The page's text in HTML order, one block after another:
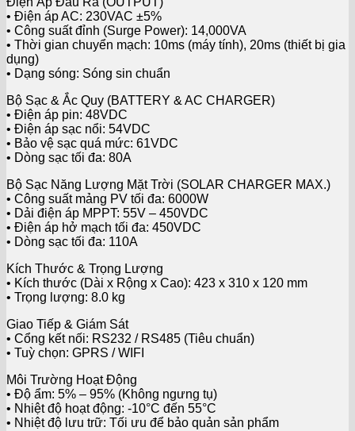
• Điện áp AC: 230VAC ±5%
• Công suất đỉnh (Surge Power): 14,000VA
• Thời gian chuyển mạch: 10ms (máy tính), 20ms (thiết bị gia
dụng)
• Dạng sóng: Sóng sin chuẩn
Bộ Sạc & Ắc Quy (BATTERY & AC CHARGER)
• Điện áp pin: 48VDC
• Điện áp sạc nổi: 54VDC
• Bảo vệ sạc quá mức: 61VDC
• Dòng sạc tối đa: 80A
Bộ Sạc Năng Lượng Mặt Trời (SOLAR CHARGER MAX.)
• Công suất mảng PV tối đa: 6000W
• Dải điện áp MPPT: 55V – 450VDC
• Điện áp hở mạch tối đa: 450VDC
• Dòng sạc tối đa: 110A
Kích Thước & Trọng Lượng
• Kích thước (Dài x Rộng x Cao): 423 x 310 x 120 mm
• Trọng lượng: 8.0 kg
Giao Tiếp & Giám Sát
• Cổng kết nối: RS232 / RS485 (Tiêu chuẩn)
• Tuỳ chọn: GPRS / WIFI
Môi Trường Hoạt Động
• Độ ẩm: 5% – 95% (Không ngưng tụ)
• Nhiệt độ hoạt động: -10°C đến 55°C
• Nhiệt độ lưu trữ: Tối ưu để bảo quản sản phẩm